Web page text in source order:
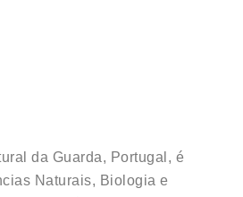
da Guarda, Portugal , é
Naturais, Biologia e